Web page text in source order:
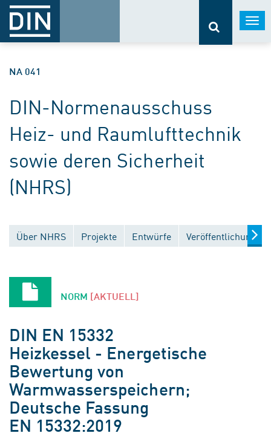
NA 041
DIN-Normenausschuss
Heiz- und Raumlufttechnik
sowie deren Sicherheit
(NHRS)
Über NHRS Projekte Entwürfe Veröffentlichungen
NORM [AKTUELL]
DIN EN 15332
Heizkessel - Energetische
Bewertung von
Warmwasserspeichern;
Deutsche Fassung
EN 15332:2019